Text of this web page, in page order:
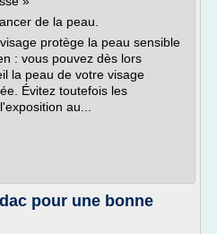
de la peau.
protège la peau sensible
: vous pouvez dès lors
la peau de votre visage
Évitez toutefois les
au...
pour une bonne